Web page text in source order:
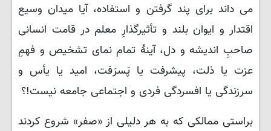
می داند برای پند گرفتن و استفاده، آیا میدان وسیع
اقتدار و ایوان بلند و تأثیرگذارِ معلم در قامت انسانی
صاحبِ اندیشه و دل، آینهٔ تمام نمای تشخیص و فهمِ
عزت یا ذلت، پیشرفت یا پَسرَفت، امید یا یأس و
سرزندگی یا افسردگی فردی و اجتماعی جامعه نیست!؟
براستی ممالکی که به هر دلیلی از «صفر» شروع کردند